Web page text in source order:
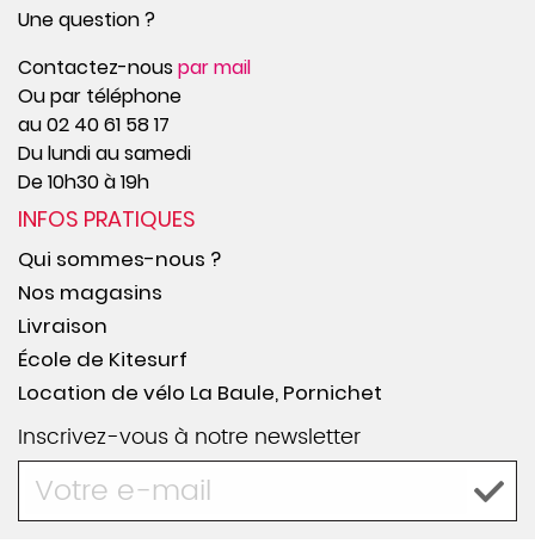
Une question ?
Contactez-nouspar mail
Ou par téléphone
au 02 40 61 58 17
Du lundi au samedi
De 10h30 à 19h
INFOS PRATIQUES
Qui sommes-nous ?
Nos magasins
Livraison
École de Kitesurf
Location de vélo La Baule, Pornichet
Inscrivez-vous à notre newsletter